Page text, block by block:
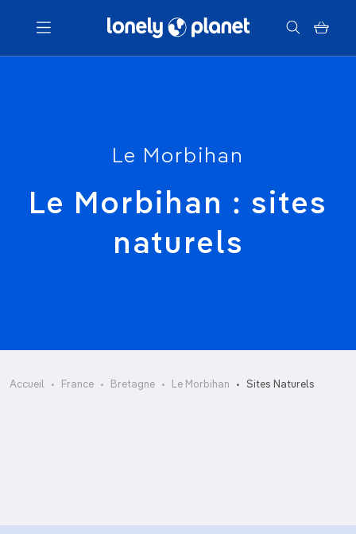
Menu
Le Morbihan
Le Morbihan : sites
naturels
Accueil France Bretagne Le Morbihan Sites Naturels
Aiguilles de Port-Coton et Port-Goulphar
Aiguilles de Port-Coton et Port-Goulphar